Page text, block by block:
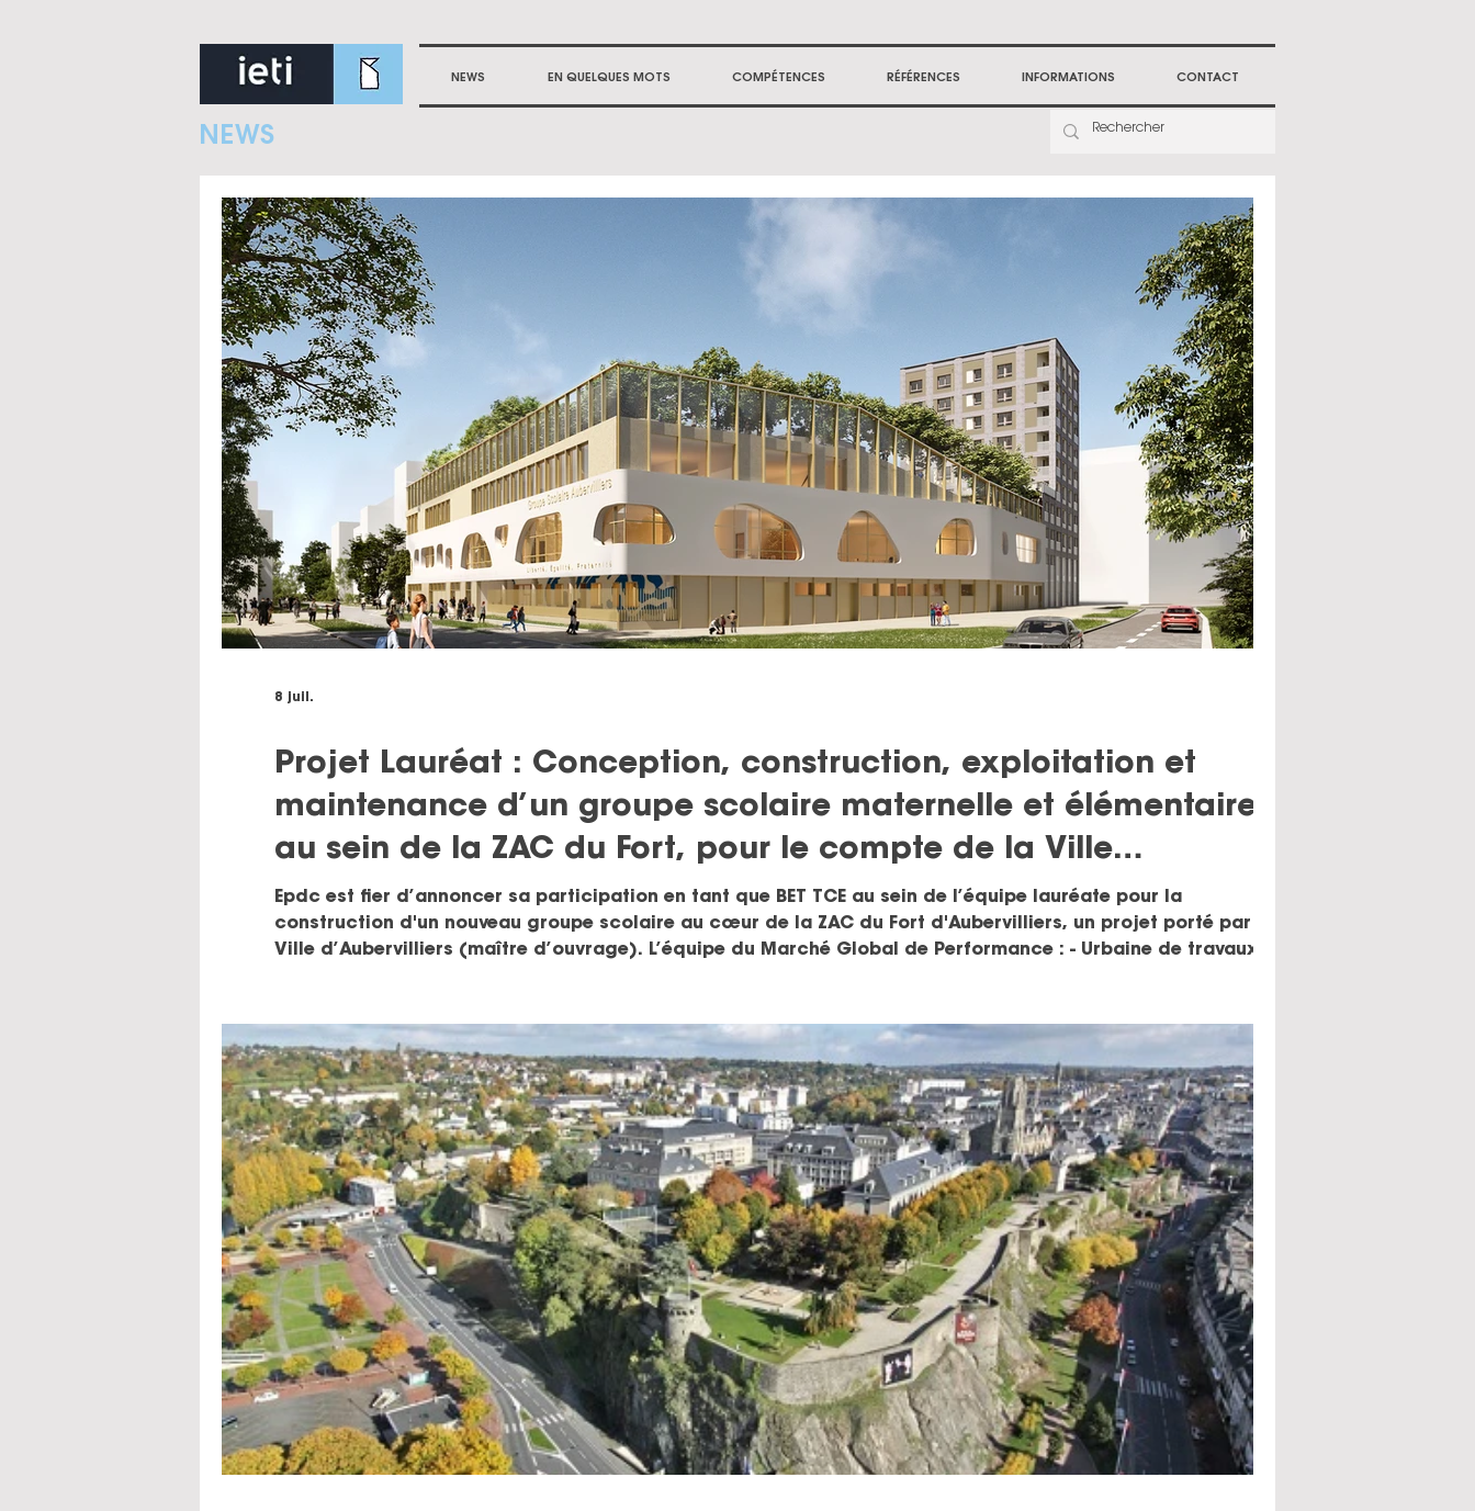
NEWS EN QUELQUES MOTS COMPÉTENCES RÉFÉRENCES INFORMATIONS CONTACT
NEWS
Projet Lauréat : Conception, construction, exploitation et
maintenance d’un groupe scolaire maternelle et élémentaire
au sein de la ZAC du Fort, pour le compte de la Ville
d’Aubervilliers (93)
Epdc est fier d’annoncer sa participation en tant que BET TCE au sein de l’équipe lauréate pour la
construction d'un nouveau groupe scolaire au cœur de la ZAC du Fort d'Aubervilliers, un projet porté par la
Ville d’Aubervilliers (maître d’ouvrage). L’équipe du Marché Global de Performance : - Urbaine de travaux
8 juil.